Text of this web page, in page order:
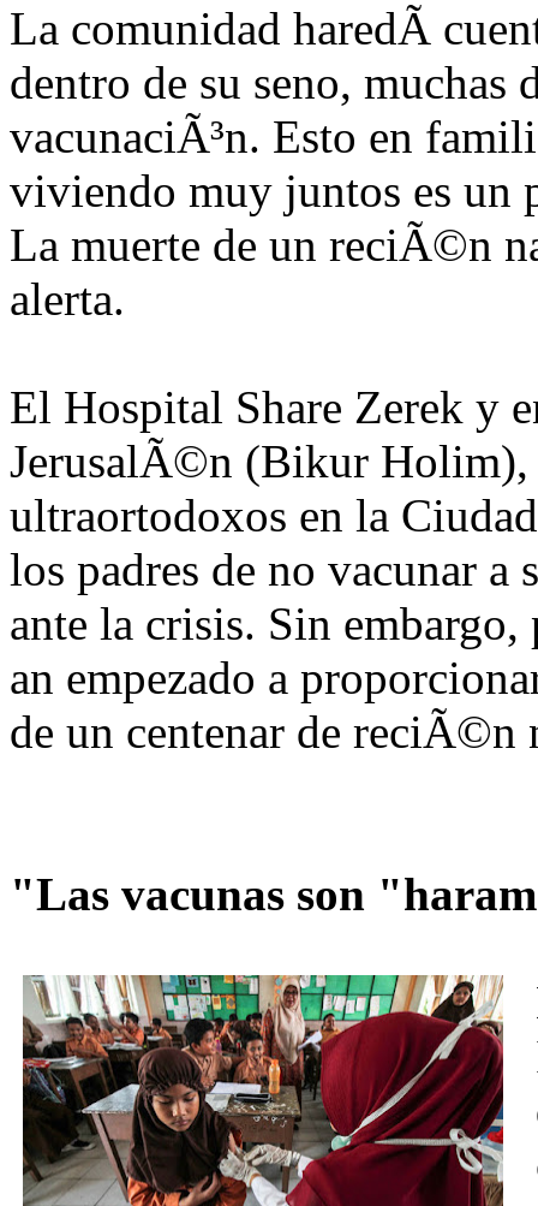
La comunidad haredÃ­
dentro de su seno, muchas
vacunaciÃ³n. Esto en
viviendo muy juntos es un
La muerte de un reciÃ©n
alerta.
El Hospital Share Zerek y
JerusalÃ©n (Bikur Holim),
ultraortodoxos en la
los padres de no vacunar a
ante la crisis. Sin
an empezado a
de un centenar de reciÃ©n
"Las vacunas son